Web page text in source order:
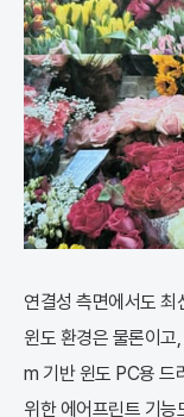
연결성 측면에서도 최
윈도 환경은 물론이고
m 기반 윈도 PC용 드
위한 에어프린트 기능